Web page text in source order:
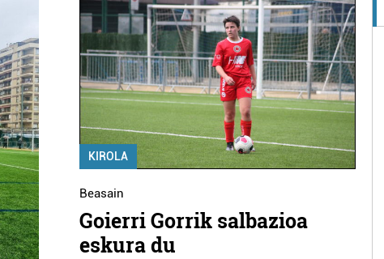
KIROLA
Beasain
Goierri Gorrik salbazioa
eskura du